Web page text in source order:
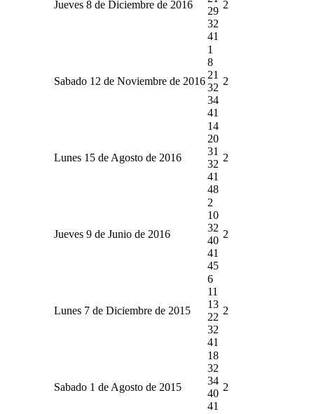
Jueves 8 de Diciembre de 2016
29
32
41
2
Sabado 12 de Noviembre de 2016
1
8
21
32
34
41
2
Lunes 15 de Agosto de 2016
14
20
31
32
41
48
2
Jueves 9 de Junio de 2016
2
10
32
40
41
45
2
Lunes 7 de Diciembre de 2015
6
11
13
22
32
41
2
Sabado 1 de Agosto de 2015
18
32
34
40
41
2